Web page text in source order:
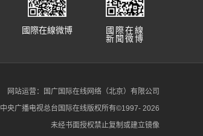
國際在線
新聞微博
國際在線微博
网站运营：国广国际在线网络（北京）有限公司
中央广播电视总台国际在线版权所有©1997- 2026
未经书面授权禁止复制或建立镜像